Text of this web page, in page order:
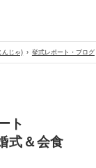
んじゃ) 挙式レポート・ブログ
ト
式＆会食